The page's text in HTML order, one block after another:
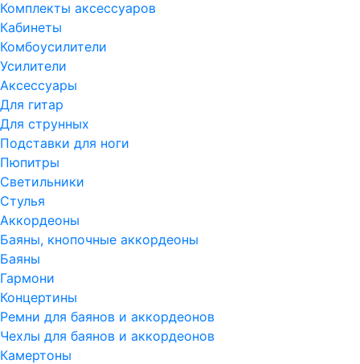
Комплекты аксессуаров
Кабинеты
Комбоусилители
Усилители
Аксессуары
Для гитар
Для струнных
Подставки для ноги
Пюпитры
Светильники
Стулья
Аккордеоны
Баяны, кнопочные аккордеоны
Баяны
Гармони
Концертины
Ремни для баянов и аккордеонов
Чехлы для баянов и аккордеонов
Камертоны